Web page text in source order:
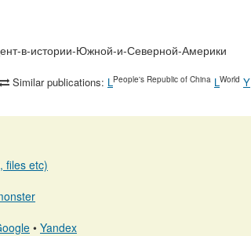
в-истории-Южной-и-Северной-Америки
Similar publications: LPeople's Republic of China LWorld Y
files etc)
• Yandex